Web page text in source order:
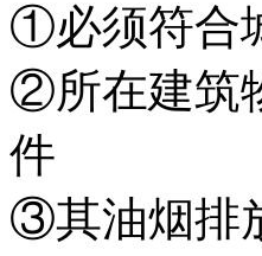
①必须符合
②所在建筑
件
③其油烟排